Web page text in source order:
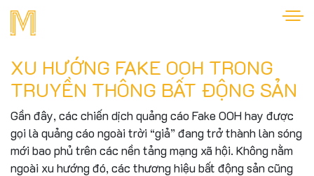
XU HƯỚNG FAKE OOH TRONG
TRUYỀN THÔNG BẤT ĐỘNG SẢN
Gần đây, các chiến dịch quảng cáo Fake OOH hay được
gọi là quảng cáo ngoài trời “giả” đang trở thành làn sóng
mới bao phủ trên các nền tảng mạng xã hội. Không nằm
ngoài xu hướng đó, các thương hiệu bất động sản cũng